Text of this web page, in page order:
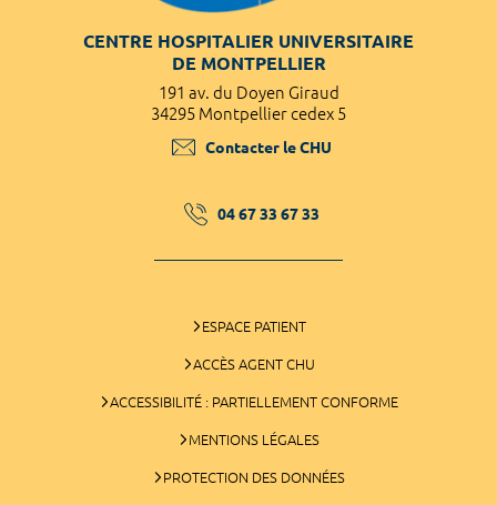
CENTRE HOSPITALIER UNIVERSITAIRE
DE MONTPELLIER
191 av. du Doyen Giraud
34295 Montpellier cedex 5
Contacter le CHU
04 67 33 67 33
ESPACE PATIENT
ACCÈS AGENT CHU
ACCESSIBILITÉ : PARTIELLEMENT CONFORME
MENTIONS LÉGALES
PROTECTION DES DONNÉES